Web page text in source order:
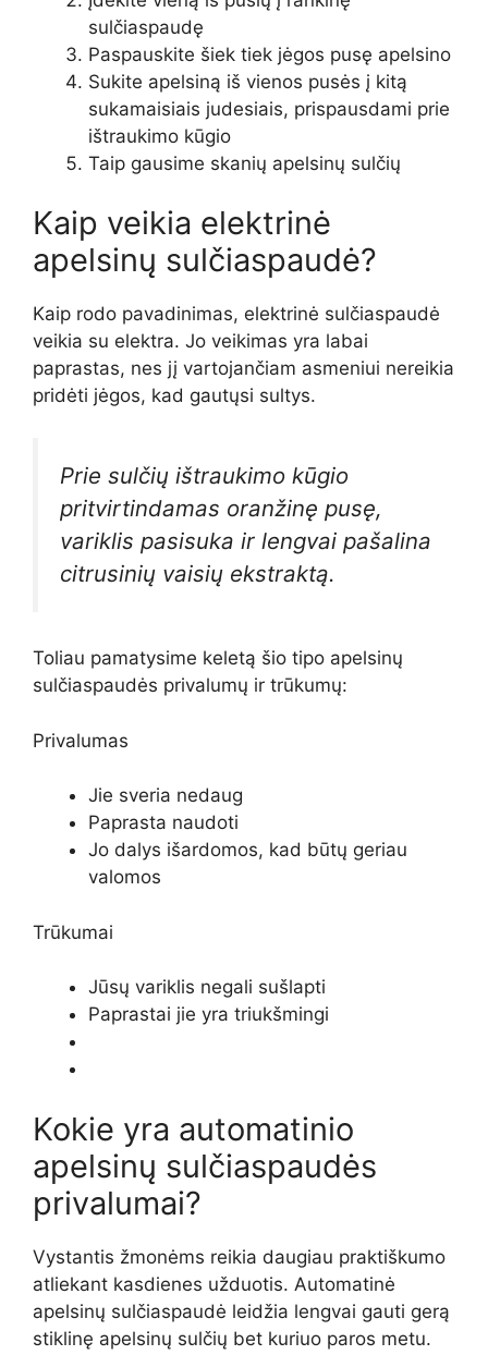
sulčiaspaudę
Paspauskite šiek tiek jėgos pusę apelsino
Sukite apelsiną iš vienos pusės į kitą
sukamaisiais judesiais, prispausdami prie
ištraukimo kūgio
Taip gausime skanių apelsinų sulčių
Kaip veikia elektrinė
apelsinų sulčiaspaudė?
Kaip rodo pavadinimas, elektrinė sulčiaspaudė
veikia su elektra. Jo veikimas yra labai
paprastas, nes jį vartojančiam asmeniui nereikia
pridėti jėgos, kad gautųsi sultys.
Prie sulčių ištraukimo kūgio
pritvirtindamas oranžinę pusę,
variklis pasisuka ir lengvai pašalina
citrusinių vaisių ekstraktą.
Toliau pamatysime keletą šio tipo apelsinų
sulčiaspaudės privalumų ir trūkumų:
Privalumas
Jie sveria nedaug
Paprasta naudoti
Jo dalys išardomos, kad būtų geriau
valomos
Trūkumai
Jūsų variklis negali sušlapti
Paprastai jie yra triukšmingi
Kokie yra automatinio
apelsinų sulčiaspaudės
privalumai?
Vystantis žmonėms reikia daugiau praktiškumo
atliekant kasdienes užduotis. Automatinė
apelsinų sulčiaspaudė leidžia lengvai gauti gerą
stiklinę apelsinų sulčių bet kuriuo paros metu.